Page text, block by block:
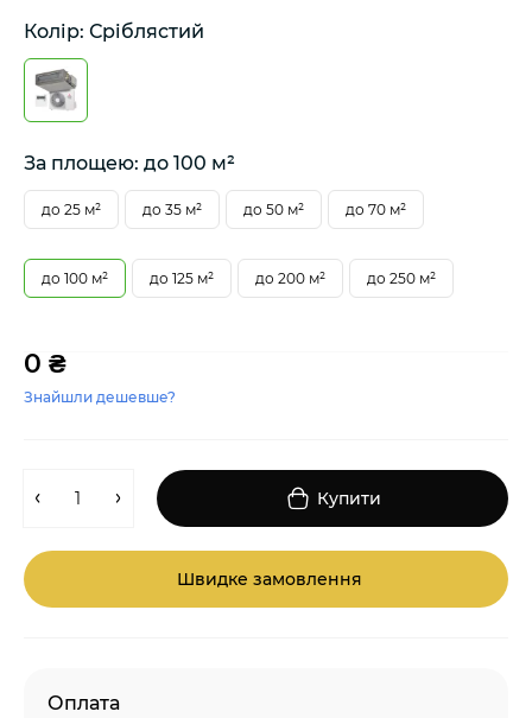
Колір: Сріблястий
За площею: до 100 м²
до 25 м² до 35 м² до 50 м² до 70 м²
до 100 м² до 125 м² до 200 м² до 250 м²
0 ₴
Знайшли дешевше?
Купити
Швидке замовлення
Оплата